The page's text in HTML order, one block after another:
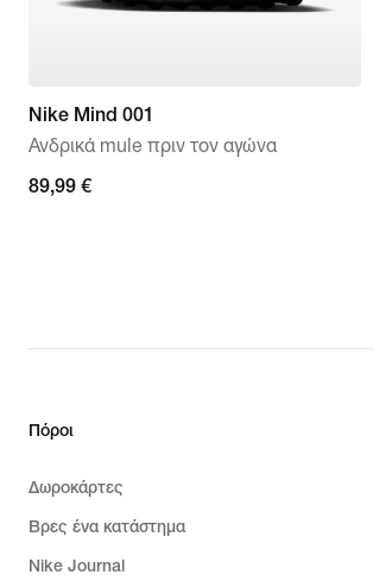
Nike Mind 001
Ανδρικά mule πριν τον αγώνα
89,99 €
89,99 €
Πόροι
Δωροκάρτες
Βρες ένα κατάστημα
Nike Journal